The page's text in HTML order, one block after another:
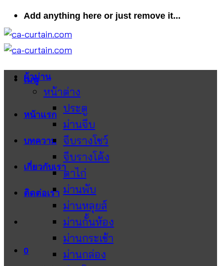
ข้าม
ไป
ยัง
เนื้อหา
Add anything here or just remove it...
เมนู
หน้าแรก
บทความ
เกี่ยวกับเรา
ติดต่อเรา
0
ผ้าม่าน
หน้าต่าง
ประตู
ม่านจีบ
จีบรางโชว์
จีบรางโค้ง
ตาไก่
ม่านพับ
ม่านหลุยส์
ม่านกั้นห้อง
ม่านกระเช้า
ม่านกล่อง